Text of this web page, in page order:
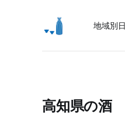
地域別
高知県の酒